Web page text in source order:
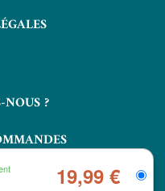
19,99 €
?